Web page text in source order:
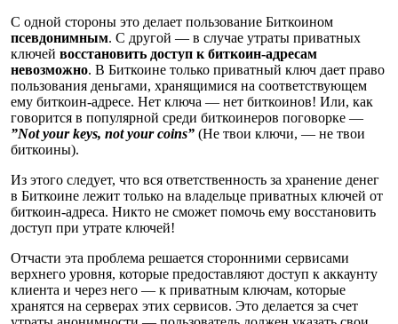
С одной стороны это делает пользование Биткоином
псевдонимным. С другой — в случае утраты приватных
ключейвосстановить доступ к биткоин-адресам
невозможно. В Биткоине только приватный ключ дает право
пользования деньгами, хранящимися на соответствующем
ему биткоин-адресе. Нет ключа — нет биткоинов! Или, как
говорится в популярной среди биткоинеров поговорке —
”Not your keys, not your coins” (Не твои ключи, — не твои
биткоины).
Из этого следует, что вся ответственность за хранение денег
в Биткоине лежит только на владельце приватных ключей от
биткоин-адреса. Никто не сможет помочь ему восстановить
доступ при утрате ключей!
Отчасти эта проблема решается сторонними сервисами
верхнего уровня, которые предоставляют доступ к аккаунту
клиента и через него — к приватным ключам, которые
хранятся на серверах этих сервисов. Это делается за счет